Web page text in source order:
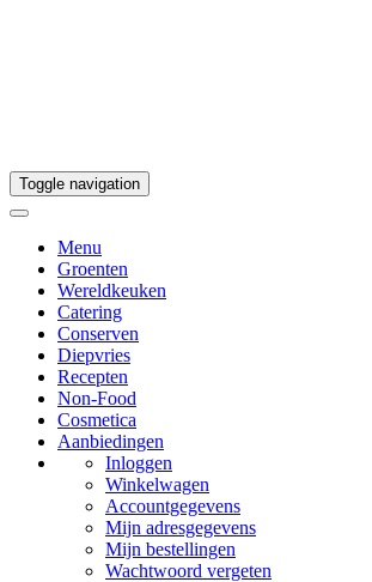
Toggle navigation
Menu
Groenten
Wereldkeuken
Catering
Conserven
Diepvries
Recepten
Non-Food
Cosmetica
Aanbiedingen
Inloggen
Winkelwagen
Accountgegevens
Mijn adresgegevens
Mijn bestellingen
Wachtwoord vergeten